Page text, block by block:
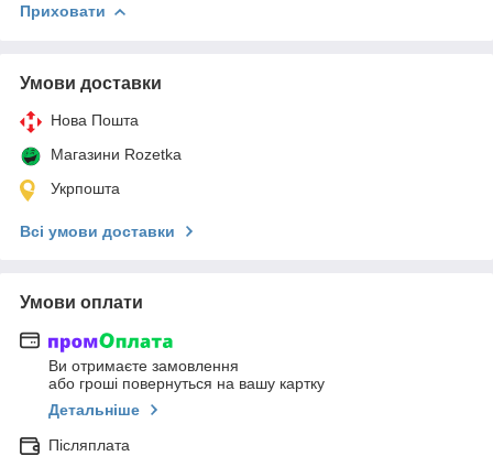
Приховати
Умови доставки
Нова Пошта
Магазини Rozetka
Укрпошта
Всі умови доставки
Умови оплати
Ви отримаєте замовлення
або гроші повернуться на вашу картку
Детальніше
Післяплата